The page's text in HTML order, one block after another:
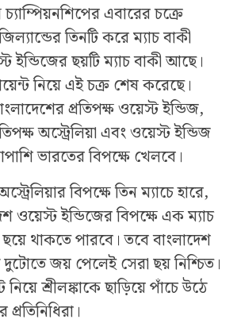
এবারের চক্রে
তিনটি করে ম্যাচ বাকী
ইন্ডিজের ছয়টি ম্যাচ বাকী আছে।
নিয়ে এই চক্র শেষ করেছে।
প্রতিপক্ষ ওয়েস্ট ইন্ডিজ,
অস্ট্রেলিয়া এবং ওয়েস্ট ইন্ডিজ
ভারতের বিপক্ষে খেলবে।
বিপক্ষে তিন ম্যাচে হারে,
ওয়েস্ট ইন্ডিজের বিপক্ষে এক ম্যাচ
থাকতে পারবে। তবে বাংলাদেশ
দুটোতে জয় পেলেই সেরা ছয় নিশ্চিত।
নিয়ে শ্রীলঙ্কাকে ছাড়িয়ে পাঁচে উঠে